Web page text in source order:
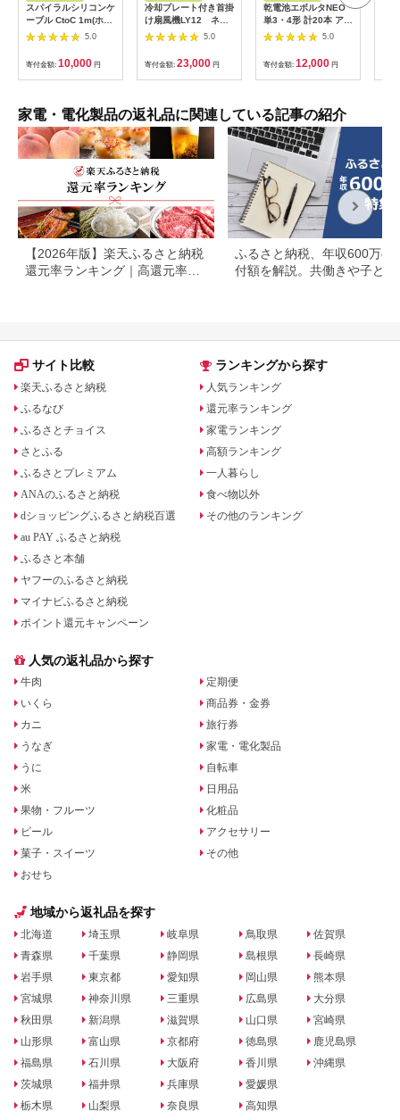
スパイラルシリコンケ
ーブル CtoC 1m(ホワ
イト) [2558]
5.0
寄付金額: 10,000 円
冷却プレート付き首掛
け扇風機LY12 ネイ
ビー
5.0
寄付金額: 23,000 円
乾電池エボルタNEO
単3・4形 計20本 アル
カリ乾電池 パナソニ
5.0
寄付金額: 12,000 円
家電・電化製品の返礼品に関連している記事の紹介
【2026年版】楽天ふるさと納税
還元率ランキング｜高還元率返
ふるさと納税、年収600万の
付額を解説。共働きや子ども
サイト比較
楽天ふるさと納税
ふるなび
ふるさとチョイス
さとふる
ふるさとプレミアム
ANAのふるさと納税
dショッピングふるさと納税百選
au PAY ふるさと納税
ふるさと本舗
ヤフーのふるさと納税
マイナビふるさと納税
ポイント還元キャンペーン
ランキングから探す
人気ランキング
還元率ランキング
家電ランキング
高額ランキング
一人暮らし
食べ物以外
その他のランキング
人気の返礼品から探す
牛肉
いくら
カニ
うなぎ
うに
米
果物・フルーツ
ビール
菓子・スイーツ
おせち
定期便
商品券・金券
旅行券
家電・電化製品
自転車
日用品
化粧品
アクセサリー
その他
地域から返礼品を探す
北海道
青森県
岩手県
宮城県
秋田県
山形県
福島県
茨城県
栃木県
埼玉県
千葉県
東京都
神奈川県
新潟県
富山県
石川県
福井県
山梨県
岐阜県
静岡県
愛知県
三重県
滋賀県
京都府
大阪府
兵庫県
奈良県
鳥取県
島根県
岡山県
広島県
山口県
徳島県
香川県
愛媛県
高知県
佐賀県
長崎県
熊本県
大分県
宮崎県
鹿児島県
沖縄県